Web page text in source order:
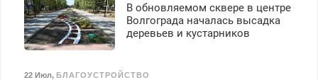
В обновляемом сквере в центре
Волгограда началась высадка
деревьев и кустарников
22 Июл, БЛАГОУСТРОЙСТВО